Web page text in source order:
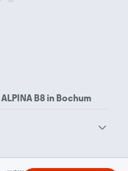
ALPINA B8 in Bochum
ALPINA B4